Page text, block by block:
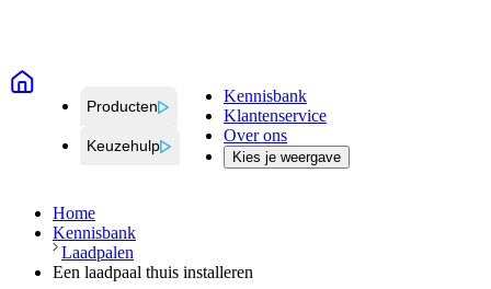
Producten
Keuzehulp
Kennisbank
Klantenservice
Over ons
Kies je weergave
Home
Kennisbank
Laadpalen
Een laadpaal thuis installeren